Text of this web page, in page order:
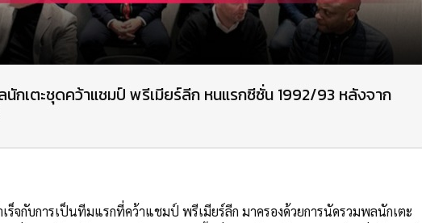
กเตะชุดคว้าแชมป์ พรีเมียร์ลีก หนแรกซีซั่น 1992/93 หลังจาก
ร็จกับการเป็นทีมแรกที่คว้าแชมป์ พรีเมียร์ลีก มาครองด้วยการนัดรวมพลนักเตะ